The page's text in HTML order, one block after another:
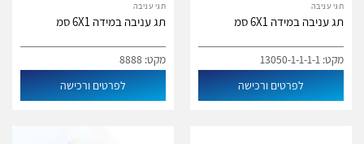
תגי עניבה
תג עניבה במידה 6X1 סמ
מקט: 13050-1-1-1-1
לפרטים ורכישה
תגי עניבה
תג עניבה במידה 6X1 סמ
מקט: 8888
לפרטים ורכישה